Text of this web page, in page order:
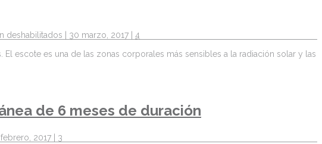
deshabilitados | 30 marzo, 2017 | 4
escote es una de las zonas corporales más sensibles a la radiación solar y las
de 6 meses de duración
febrero, 2017 | 3